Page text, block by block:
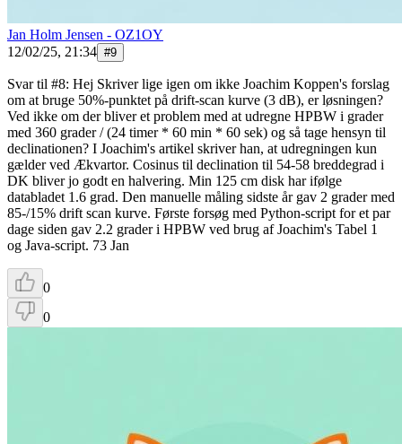
Jan Holm Jensen - OZ1OY
12/02/25, 21:34 #9
Svar til #8: Hej Skriver lige igen om ikke Joachim Koppen's forslag
om at bruge 50%-punktet på drift-scan kurve (3 dB), er løsningen?
Ved ikke om der bliver et problem med at udregne HPBW i grader
med 360 grader / (24 timer * 60 min * 60 sek) og så tage hensyn til
declinationen? I Joachim's artikel skriver han, at udregningen kun
gælder ved Ækvartor. Cosinus til declination til 54-58 breddegrad i
DK bliver jo godt en halvering. Min 125 cm disk har ifølge
databladet 1.6 grad. Den manuelle måling sidste år gav 2 grader med
85-/15% drift scan kurve. Første forsøg med Python-script for et par
dage siden gav 2.2 grader i HPBW ved brug af Joachim's Tabel 1
og Java-script. 73 Jan
0
0